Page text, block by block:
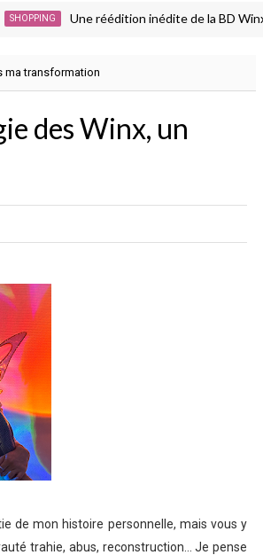
Une réédition inédite de la BD Winx Club
ma transformation
des Winx, un
de mon histoire personnelle, mais vous y
trahie, abus, reconstruction… Je pense